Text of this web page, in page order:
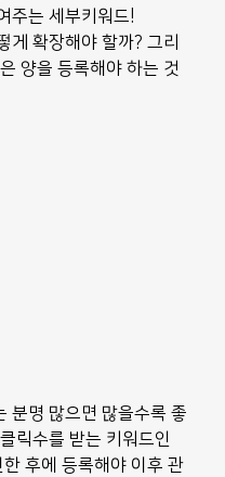
주는 세부키워드!
게 확장해야 할까? 그리
양을 등록해야 하는 것
분명 많으면 많을수록 좋
릭수를 받는 키워드인
후에 등록해야 이후 관